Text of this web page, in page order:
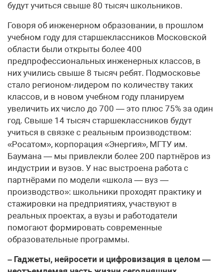
будут учиться свыше 80 тысяч школьников.
Говоря об инженерном образовании, в прошлом
учебном году для старшеклассников Московской
области были открыты более 400
предпрофессиональных инженерных классов, в
них учились свыше 8 тысяч ребят. Подмосковье
стало регионом-лидером по количеству таких
классов, и в новом учебном году планируем
увеличить их число до 700 — это плюс 75% за один
год. Свыше 14 тысяч старшеклассников будут
учиться в связке с реальным производством:
«Росатом», корпорация «Энергия», МГТУ им.
Баумана — мы привлекли более 200 партнёров из
индустрии и вузов. У нас выстроена работа с
партнёрами по модели «школа — вуз —
производство»: школьники проходят практику и
стажировки на предприятиях, участвуют в
реальных проектах, а вузы и работодатели
помогают формировать современные
образовательные программы.
– Гаджеты, нейросети и цифровизация в целом —